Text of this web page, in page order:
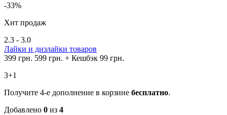
-33%
Хит продаж
2.3 - 3.0
Лайки и дизлайки товаров
399 грн. 599 грн. + Кешбэк 99 грн.
3+1
Получите 4-е дополнение в корзине бесплатно.
Добавлено 0 из 4